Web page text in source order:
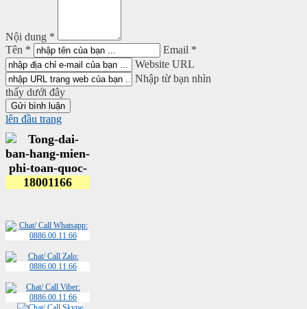
Nội dung *
Tên *
Email *
Website URL
Nhập từ bạn nhìn
thấy dưới đây
lên đầu trang